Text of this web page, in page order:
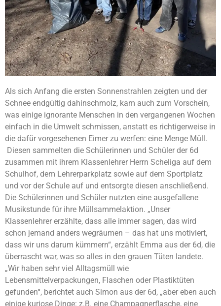
Als sich Anfang die ersten Sonnenstrahlen zeigten und der
Schnee endgültig dahinschmolz, kam auch zum Vorschein,
was einige ignorante Menschen in den vergangenen Wochen
einfach in die Umwelt schmissen, anstatt es richtigerweise in
die dafür vorgesehenen Eimer zu werfen: eine Menge Müll.
Diesen sammelten die Schülerinnen und Schüler der 6d
zusammen mit ihrem Klassenlehrer Herrn Scheliga auf dem
Schulhof, dem Lehrerparkplatz sowie auf dem Sportplatz
und vor der Schule auf und entsorgte diesen anschließend.
Die Schülerinnen und Schüler nutzten eine ausgefallene
Musikstunde für ihre Müllsammelaktion. „Unser
Klassenlehrer erzählte, dass alle immer sagen, das wird
schon jemand anders wegräumen – das hat uns motiviert,
dass wir uns darum kümmern“, erzählt Emma aus der 6d, die
überrascht war, was so alles in den grauen Tüten landete.
„Wir haben sehr viel Alltagsmüll wie
Lebensmittelverpackungen, Flaschen oder Plastiktüten
gefunden“, berichtet auch Simon aus der 6d, „aber eben auch
einige kuriose Dinge: z.B. eine Champagnerflasche, eine